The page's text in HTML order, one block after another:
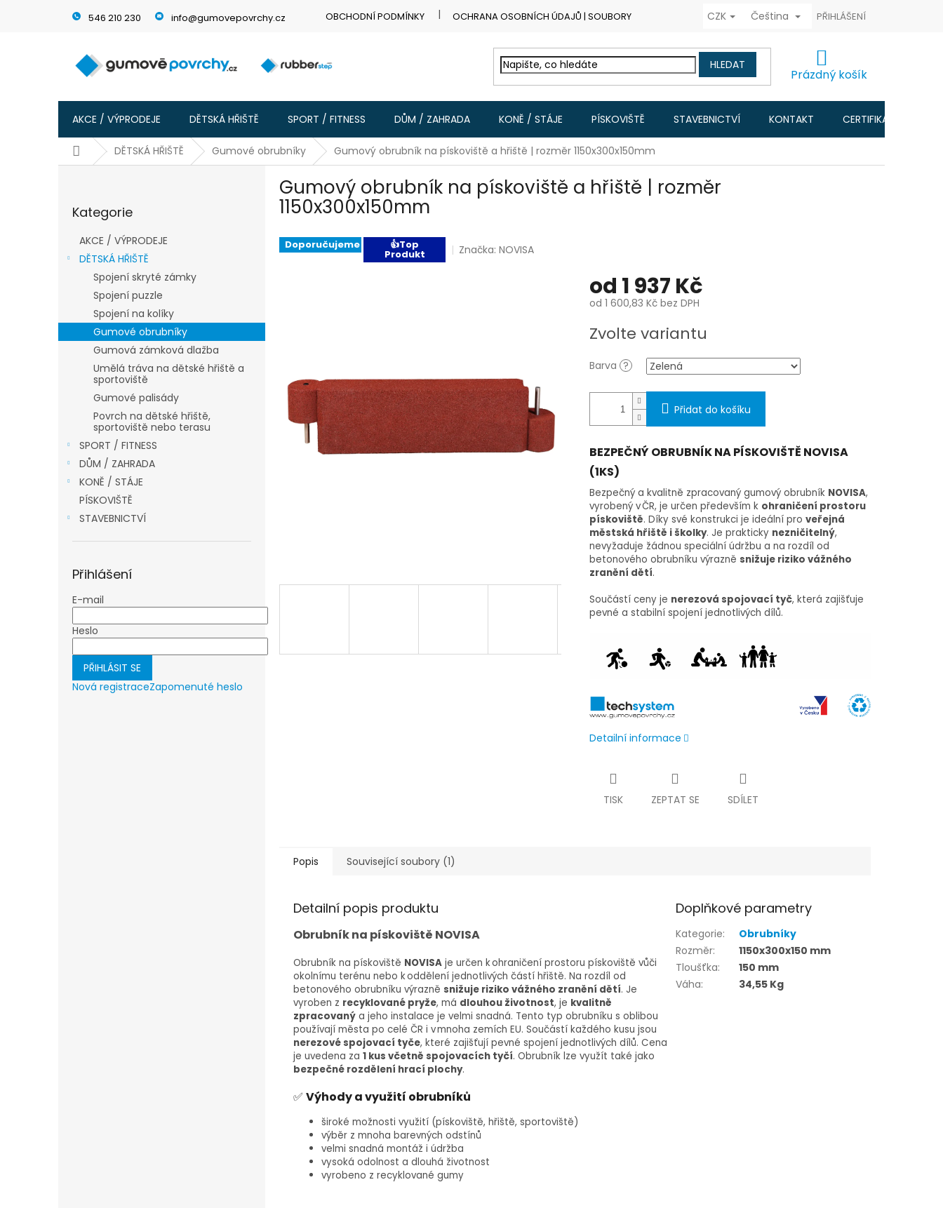
546 210 230 info@gumovepovrchy.cz OBCHODNÍ PODMÍNKY OCHRANA OSOBNÍCH ÚDAJŮ | SOUBORY COOKIES FORMULÁŘ ODSTOUPENÍ OD KUPNÍ SMLOUVY
CZK Čeština PŘIHLÁŠENÍ
HLEDAT
KOŠÍK
Prázdný košík
AKCE / VÝPRODEJE DĚTSKÁ HŘIŠTĚ SPORT / FITNESS DŮM / ZAHRADA KONĚ / STÁJE PÍSKOVIŠTĚ STAVEBNICTVÍ KONTAKT CERTIFIKACE A
DomůDĚTSKÁ HŘIŠTĚ Gumové obrubníky Gumový obrubník na pískoviště a hřiště | rozměr 1150x300x150mm
a
n
kategorie
Kategorie
AKCE / VÝPRODEJE
DĚTSKÁ HŘIŠTĚ
Spojení skryté zámky
Spojení puzzle
Spojení na kolíky
Gumové obrubníky
Gumová zámková dlažba
Umělá tráva na dětské hřiště a
sportoviště
Gumové palisády
Povrch na dětské hřiště,
sportoviště nebo terasu
SPORT / FITNESS
DŮM / ZAHRADA
KONĚ / STÁJE
PÍSKOVIŠTĚ
STAVEBNICTVÍ
Přihlášení
E-mail
Heslo
PŘIHLÁSIT SE
Nová registraceZapomenuté heslo
Gumový obrubník na pískoviště a hřiště | rozměr
1150x300x150mm
Doporučujeme 👍Top
Produkt Značka:NOVISA
od 1 937 Kč
od 1 600,83 Kčbez DPH
cena:
Zvolte variantu
Barva ?
Přidat do košíku
BEZPEČNÝ OBRUBNÍK NA PÍSKOVIŠTĚ NOVISA
(1KS)
Bezpečný a kvalitně zpracovaný gumový obrubník NOVISA,
vyrobený v ČR, je určen především k ohraničení prostoru
pískoviště. Díky své konstrukci je ideální pro veřejná
městská hřiště i školky. Je prakticky nezničitelný,
nevyžaduje žádnou speciální údržbu a na rozdíl od
betonového obrubníku výrazně snižuje riziko vážného
zranění dětí.
Součástí ceny je nerezová spojovací tyč, která zajišťuje
pevné a stabilní spojení jednotlivých dílů.
Detailní informace
TISK ZEPTAT SE SDÍLET
Popis Související soubory (1)
Detailní popis produktu
Obrubník na pískoviště NOVISA
Obrubník na pískoviště NOVISA je určen k ohraničení prostoru pískoviště vůči
okolnímu terénu nebo k oddělení jednotlivých částí hřiště. Na rozdíl od
betonového obrubníku výrazně snižuje riziko vážného zranění dětí. Je
vyroben z recyklované pryže, má dlouhou životnost, je kvalitně
zpracovaný a jeho instalace je velmi snadná. Tento typ obrubníku s oblibou
používají města po celé ČR i v mnoha zemích EU. Součástí každého kusu jsou
nerezové spojovací tyče, které zajišťují pevné spojení jednotlivých dílů. Cena
je uvedena za 1 kus včetně spojovacích tyčí. Obrubník lze využít také jako
bezpečné rozdělení hrací plochy.
✅ Výhody a využití obrubníků
široké možnosti využití (pískoviště, hřiště, sportoviště)
výběr z mnoha barevných odstínů
velmi snadná montáž i údržba
vysoká odolnost a dlouhá životnost
vyrobeno z recyklované gumy
Doplňkové parametry
Kategorie:
Obrubníky
Rozměr:
1150x300x150 mm
Tloušťka:
150 mm
Váha: 34,55 Kg